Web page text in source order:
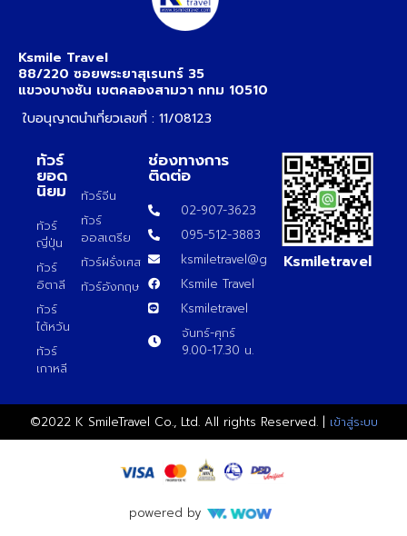
Ksmile Travel
88/220 ซอยพระยาสุเรนทร์ 35
แขวงบางชัน เขตคลองสามวา กทม 10510
ใบอนุญาตนำเที่ยวเลขที่ : 11/08123
ทัวร์
ยอด
นิยม
ทัวร์
ญี่ปุ่น
ทัวร์
อิตาลี
ทัวร์
ไต้หวัน
ทัวร์
เกาหลี
ทัวร์จีน
ทัวร์
ออสเตรีย
ทัวร์ฝรั่งเศส
ทัวร์อังกฤษ
ช่องทางการ
ติดต่อ
02-907-3623
095-512-3883
ksmiletravel@gmail.com
Ksmile Travel
Ksmiletravel
จันทร์-ศุกร์
9.00-17.30 น.
Ksmiletravel
©2022 K SmileTravel Co., Ltd. All rights Reserved. | เข้าสู่ระบบ
powered by